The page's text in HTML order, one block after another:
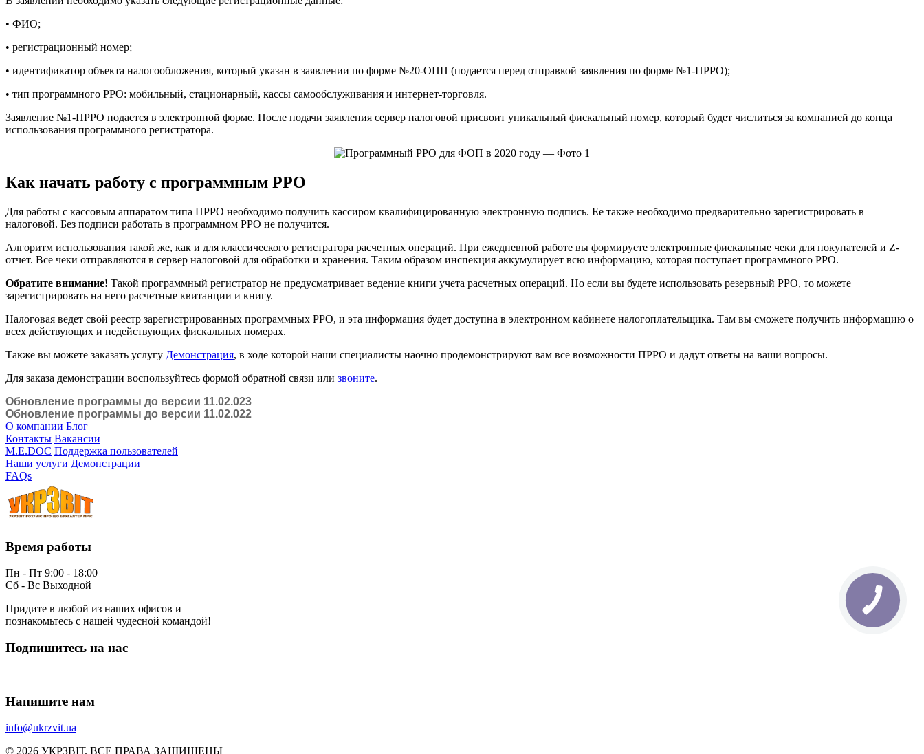
• ФИО;
• регистрационный номер;
• идентификатор объекта налогообложения, который указан в заявлении по форме №20-ОПП (подается перед отправкой заявления по форме №1-ПРРО);
• тип программного РРО: мобильный, стационарный, кассы самообслуживания и интернет-торговля.
Заявление №1-ПРРО подается в электронной форме. После подачи заявления сервер налоговой присвоит уникальный фискальный номер, который будет числиться за компанией до конца
использования программного регистратора.
Как начать работу с программным РРО
Для работы с кассовым аппаратом типа ПРРО необходимо получить кассиром квалифицированную электронную подпись. Ее также необходимо предварительно зарегистрировать в
налоговой. Без подписи работать в программном РРО не получится.
Алгоритм использования такой же, как и для классического регистратора расчетных операций. При ежедневной работе вы формируете электронные фискальные чеки для покупателей и Z-
отчет. Все чеки отправляются в сервер налоговой для обработки и хранения. Таким образом инспекция аккумулирует всю информацию, которая поступает программного РРО.
Обратите внимание! Такой программный регистратор не предусматривает ведение книги учета расчетных операций. Но если вы будете использовать резервный РРО, то можете
зарегистрировать на него расчетные квитанции и книгу.
Налоговая ведет свой реестр зарегистрированных программных РРО, и эта информация будет доступна в электронном кабинете налогоплательщика. Там вы сможете получить информацию о
всех действующих и недействующих фискальных номерах.
Также вы можете заказать услугу Демонстрация, в ходе которой наши специалисты наочно продемонстрируют вам все возможности ПРРО и дадут ответы на ваши вопросы.
Для заказа демонстрации воспользуйтесь формой обратной связи или звоните.
Обновление программы до версии 11.02.023
Обновление программы до версии 11.02.022
О компании Блог
Контакты Вакансии
M.E.DOC Поддержка пользователей
Наши услуги Демонстрации
FAQs
Время работы
Пн - Пт 9:00 - 18:00
Сб - Вс Выходной
Придите в любой из наших офисов и
познакомьтесь с нашей чудесной командой!
Подпишитесь на нас
Напишите нам
info@ukrzvit.ua
© 2026 УКРЗВІТ. ВСЕ ПРАВА ЗАЩИЩЕНЫ